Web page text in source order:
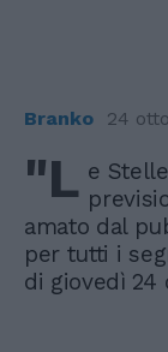
Branko 24
"L e
amato dal
per tutti i
di giovedì 24